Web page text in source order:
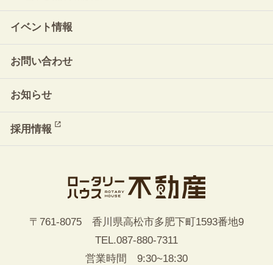
イベント情報
お問い合わせ
お知らせ
採用情報
〒761-8075 香川県高松市多肥下町1593番地9
TEL.087-880-7311
営業時間 9:30~18:30